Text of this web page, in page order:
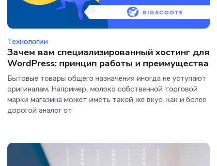
Технологии
Зачем вам специализированный хостинг для
WordPress: принцип работы и преимущества
Бытовые товары общего назначения иногда не уступают
оригиналам. Например, молоко собственной торговой
марки магазина может иметь такой же вкус, как и более
дорогой аналог от